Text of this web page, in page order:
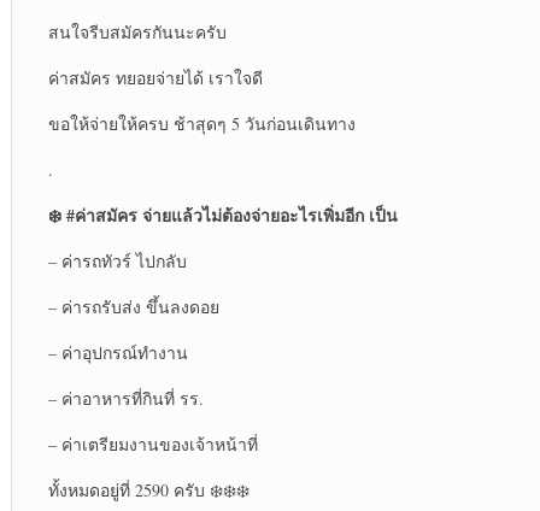
สนใจรีบสมัครกันนะครับ
ค่าสมัคร ทยอยจ่ายได้ เราใจดี
ขอให้จ่ายให้ครบ ช้าสุดๆ 5 วันก่อนเดินทาง
.
❄️ #ค่าสมัคร จ่ายแล้วไม่ต้องจ่ายอะไรเพิ่มอีก เป็น
– ค่ารถทัวร์ ไปกลับ
– ค่ารถรับส่ง ขึ้นลงดอย
– ค่าอุปกรณ์ทำงาน
– ค่าอาหารที่กินที่ รร.
– ค่าเตรียมงานของเจ้าหน้าที่
ทั้งหมดอยู่ที่ 2590 ครับ ❄️❄️❄️